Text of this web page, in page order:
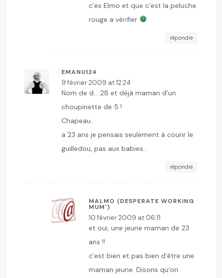
c’es Elmo et que c’est la peluche
rouge a vérifier
répondre
EMANU124
9 février 2009 at 12:24
Nom de d… 28 et déjà maman d’un
choupinette de 5 !
Chapeau..
a 23 ans je pensais seulement à courir le
guilledou, pas aux babies…
répondre
MALMO (DESPERATE WORKING
MUM')
10 février 2009 at 06:11
et oui, une jeune maman de 23
ans !!
c’est bien et pas bien d’être une
maman jeune. Disons qu’on